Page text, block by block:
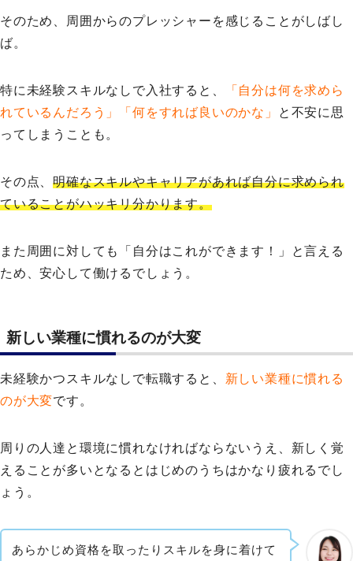
そのため、周囲からのプレッシャーを感じることがしばし
ば。
特に未経験スキルなしで入社すると、
「自分は何を求めら
れているんだろう」「何をすれば良いのかな」
と不安に思
ってしまうことも。
その点、明確なスキルやキャリアがあれば自分に求められ
ていることがハッキリ分かります。
また周囲に対しても「自分はこれができます！」と言える
ため、安心して働けるでしょう。
新しい業種に慣れるのが大変
未経験かつスキルなしで転職すると、 新しい業種に慣れる
のが大変です。
周りの人達と環境に慣れなければならないうえ、新しく覚
えることが多いとなるとはじめのうちはかなり疲れるでし
ょう。
あらかじめ資格を取ったりスキルを身に着けて